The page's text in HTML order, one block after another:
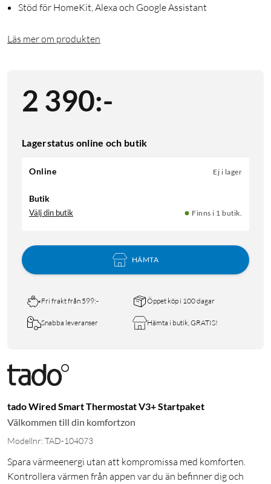
Stöd för HomeKit, Alexa och Google Assistant
Läs mer om produkten
2 390:-
Lagerstatus online och butik
Online Ej i lager
Butik
Välj din butik Finns i 1 butik.
HÄMTA
Fri frakt från 599:- Öppet köp i 100 dagar
Snabba leveranser Hämta i butik, GRATIS!
tado Wired Smart Thermostat V3+ Startpaket
Välkommen till din komfortzon
Modellnr: TAD-104073
Spara värmeenergi utan att kompromissa med komforten.
Kontrollera värmen från appen var du än befinner dig och